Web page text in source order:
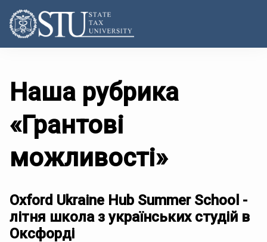
Наша рубрика
«Грантові
можливості»
Oxford Ukraine Hub Summer School -
літня школа з українських студій в
Оксфорді